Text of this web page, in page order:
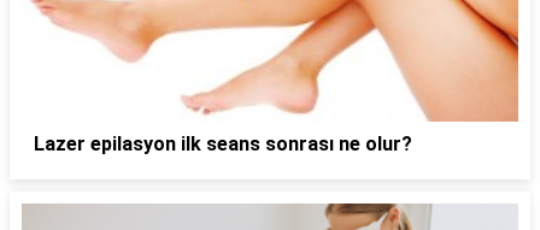
Lazer epilasyon ilk seans sonrası ne olur?